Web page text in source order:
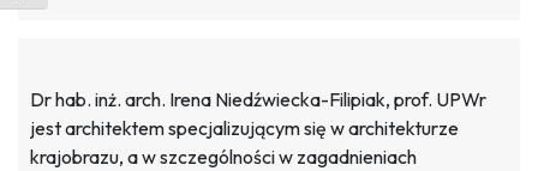
Dr hab. inż. arch. Irena Niedźwiecka-Filipiak, prof. UPWr
jest architektem specjalizującym się w architekturze
krajobrazu, a w szczególności w zagadnieniach